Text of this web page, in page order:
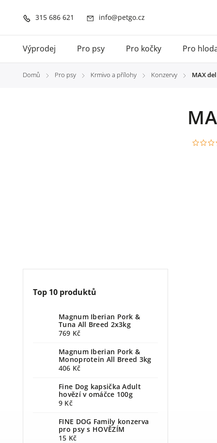
315 686 621 info@petgo.cz
Výprodej Pro psy Pro kočky Pro
Domů / Pro psy / Krmivo a přílohy / Konzervy / MAX
Top 10 produktů
Magnum Iberian Pork &
Tuna All Breed 2x3kg
769 Kč
Magnum Iberian Pork &
Monoprotein All Breed 3kg
406 Kč
Fine Dog kapsička Adult
hovězí v omáčce 100g
9 Kč
FINE DOG Family konzerva
pro psy s HOVĚZÍM
15 Kč